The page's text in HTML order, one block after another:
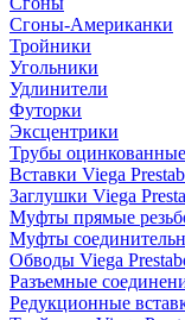
Сгоны-Американки
Тройники
Угольники
Удлинители
Футорки
Эксцентрики
Трубы
Вставки Viega
Заглушки Viega
Муфты прямые
Муфты
Обводы Viega
Разъемные
Редукционные